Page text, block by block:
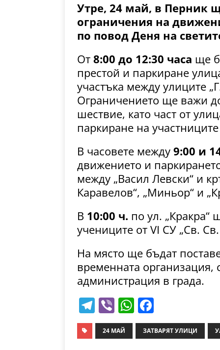
Утре, 24 май, в Перник
ограничения на
по повод Деня на
От 8:00 до 12:30 часа ще
престой и паркиране
участъка между улиците
Ограничението ще важи
шествие, като част от
паркиране на
В часовете между 9:00 и
движението и
между „Васил Левски“ и
Каравелов“, „Миньор“ и
В 10:00 ч. по ул.
учениците от VI СУ „Св.
На място ще бъдат
временната
администрация в града.
T
el
e
Vi
b
er
W
h
at
a
c
24 МАЙ ЗАТВАРЯТ УЛИЦИ